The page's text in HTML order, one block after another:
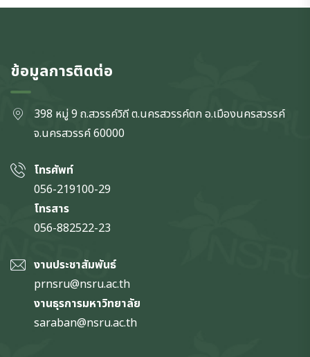
ข้อมูลการติดต่อ
398 หมู่ 9 ถ.สวรรค์วิถี ต.นครสวรรค์ตก อ.เมืองนครสวรรค์
จ.นครสวรรค์60000
โทรศัพท์
056-219100-29
โทรสาร
056-882522-23
งานประชาสัมพันธ์
prnsru@nsru.ac.th
งานธุรการมหาวิทยาลัย
saraban@nsru.ac.th